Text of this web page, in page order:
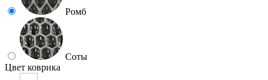
Ромб
Соты
Цвет коврика